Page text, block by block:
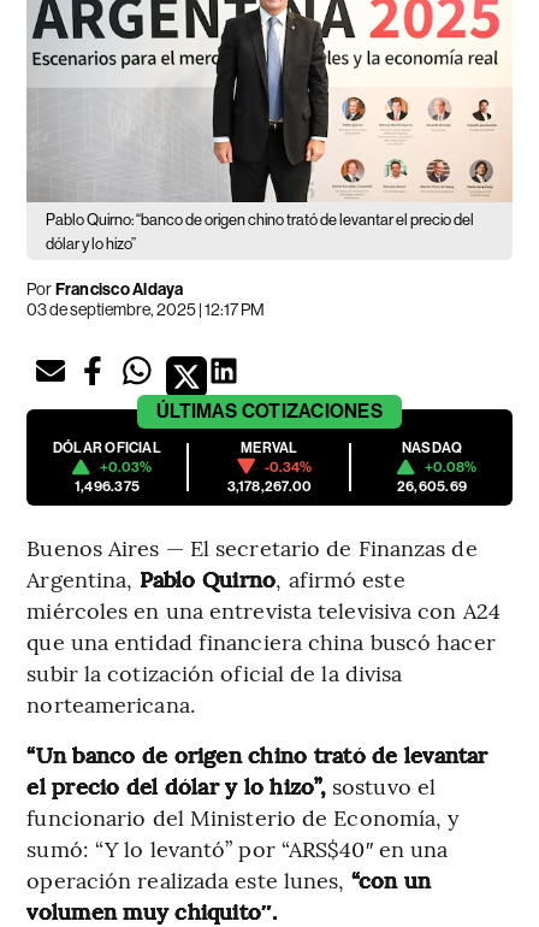
Pablo Quirno: “banco de origen chino trató de levantar el precio del
dólar y lo hizo”
PorFrancisco Aldaya
03 de septiembre, 2025 | 12:17 PM
ÚLTIMAS COTIZACIONES
DÓLAR OFICIAL
+0.03%
1,496.375
MERVAL
-0.34%
3,178,267.00
NASDAQ
+0.08%
26,605.69
Buenos Aires — El secretario de Finanzas de
Argentina, Pablo Quirno, afirmó este
miércoles en una entrevista televisiva con A24
que una entidad financiera china buscó hacer
subir la cotización oficial de la divisa
norteamericana.
“Un banco de origen chino trató de levantar
el precio del dólar y lo hizo”, sostuvo el
funcionario del Ministerio de Economía, y
sumó: “Y lo levantó” por “ARS$40″ en una
operación realizada este lunes, “con un
volumen muy chiquito″.